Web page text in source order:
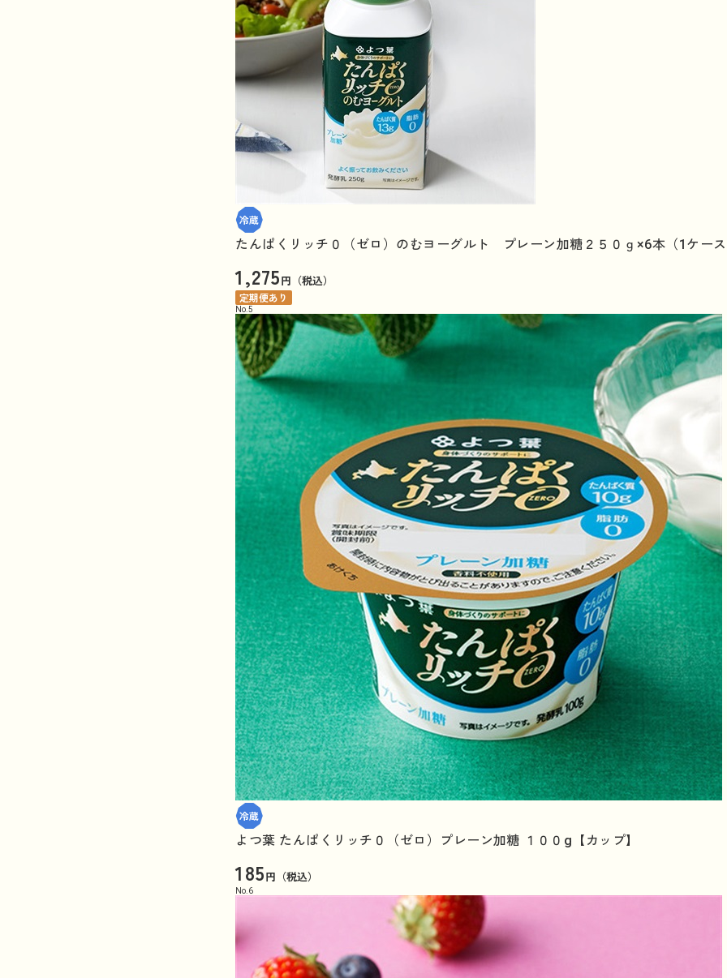
たんぱくリッチ０（ゼロ）のむヨーグルト プレーン加糖２５０ｇ×6本（1ケー
1,275円（税込）
定期便あり
No.5
よつ葉 たんぱくリッチ０（ゼロ）プレーン加糖 １００g【カップ】
185円（税込）
No. 6